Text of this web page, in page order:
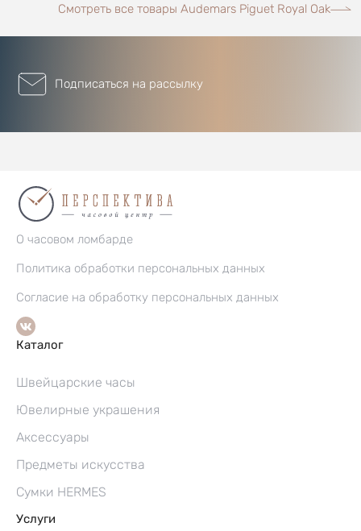
Смотреть все товары Audemars Piguet Royal Oak
Подписаться на рассылку
О часовом ломбарде
Политика обработки персональных данных
Согласие на обработку персональных данных
Каталог
Швейцарские часы
Ювелирные украшения
Аксессуары
Предметы искусства
Сумки HERMES
Услуги